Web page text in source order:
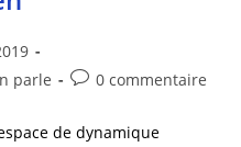
parle 0 commentaire
de dynamique